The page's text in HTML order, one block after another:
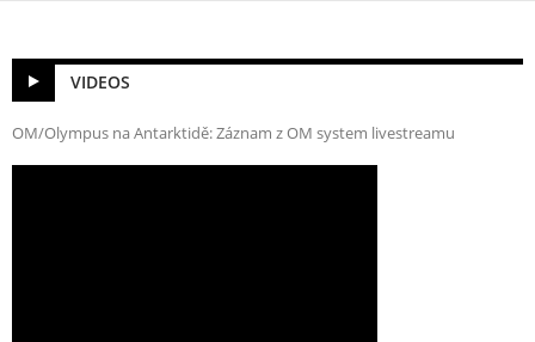
VIDEOS
OM/Olympus na Antarktidě: Záznam z OM system livestreamu